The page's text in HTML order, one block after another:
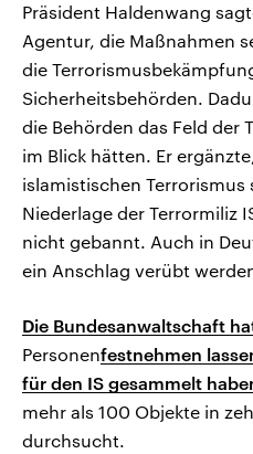
Präsident Haldenwang
Agentur, die Maßnahmen
die
Sicherheitsbehörden.
die Behörden das Feld der
im Blick hätten. Er
islamistischen
Niederlage der Terrormiliz
nicht gebannt. Auch in
ein Anschlag verübt
Die Bundesanwaltschaft
Personenfestnehmen
für den IS gesammelt
mehr als 100 Objekte in
durchsucht.